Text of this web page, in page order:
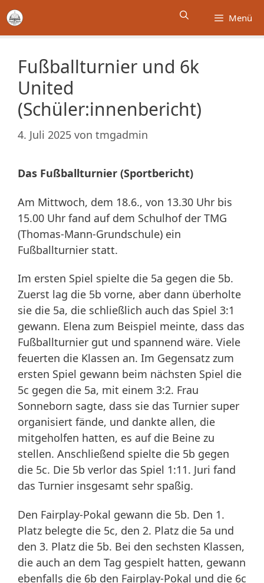
Zum
Inhalt
springen
Menü
Fußballturnier und 6k
United
(Schüler:innenbericht)
4. Juli 2025 von tmgadmin
Das Fußballturnier (Sportbericht)
Am Mittwoch, dem 18.6., von 13.30 Uhr bis
15.00 Uhr fand auf dem Schulhof der TMG
(Thomas-Mann-Grundschule) ein
Fußballturnier statt.
Im ersten Spiel spielte die 5a gegen die 5b.
Zuerst lag die 5b vorne, aber dann überholte
sie die 5a, die schließlich auch das Spiel 3:1
gewann. Elena zum Beispiel meinte, dass das
Fußballturnier gut und spannend wäre. Viele
feuerten die Klassen an. Im Gegensatz zum
ersten Spiel gewann beim nächsten Spiel die
5c gegen die 5a, mit einem 3:2. Frau
Sonneborn sagte, dass sie das Turnier super
organisiert fände, und dankte allen, die
mitgeholfen hatten, es auf die Beine zu
stellen. Anschließend spielte die 5b gegen
die 5c. Die 5b verlor das Spiel 1:11. Juri fand
das Turnier insgesamt sehr spaßig.
Den Fairplay-Pokal gewann die 5b. Den 1.
Platz belegte die 5c, den 2. Platz die 5a und
den 3. Platz die 5b. Bei den sechsten Klassen,
die auch an dem Tag gespielt hatten, gewann
ebenfalls die 6b den Fairplay-Pokal und die 6c